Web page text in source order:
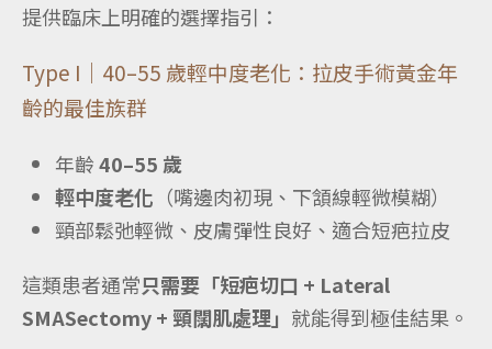
提供臨床上明確的選擇指引：
Type I｜40–55 歲輕中度老化：拉皮手術黃金年
齡的最佳族群
年齡40–55 歲
輕中度老化 （嘴邊肉初現、下頷線輕微模糊）
頸部鬆弛輕微、皮膚彈性良好、適合短疤拉皮
這類患者通常只需要「短疤切口 + Lateral
SMASectomy + 頸闊肌處理」 就能得到極佳結果。